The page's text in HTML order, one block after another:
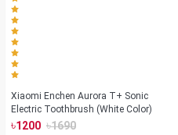
Xiaomi Enchen Aurora T+ Sonic
Electric Toothbrush (White Color)
৳1200 ৳1690